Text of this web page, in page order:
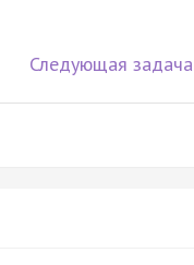
Следующая задача